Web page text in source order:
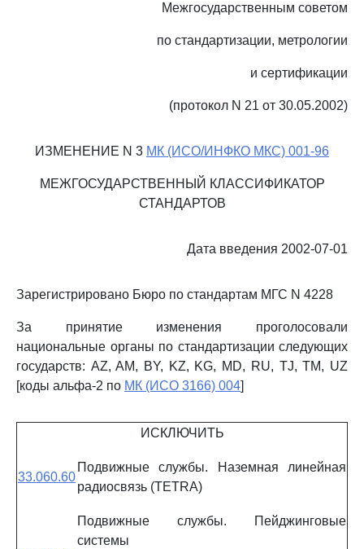
Межгосударственным советом
по стандартизации, метрологии
и сертификации
(протокол N 21 от 30.05.2002)
ИЗМЕНЕНИЕ N 3 МК (ИСО/ИНФКО МКС) 001-96
МЕЖГОСУДАРСТВЕННЫЙ КЛАССИФИКАТОР
СТАНДАРТОВ
Дата введения 2002-07-01
Зарегистрировано Бюро по стандартам МГС N 4228
За принятие изменения проголосовали
национальные органы по стандартизации следующих
государств: AZ, AM, BY, KZ, KG, MD, RU, TJ, TM, UZ
[коды альфа-2 по МК (ИСО 3166) 004]
ИСКЛЮЧИТЬ
33.060.60
Подвижные службы. Наземная линейная
радиосвязь (TETRA)
Подвижные службы. Пейджинговые
системы